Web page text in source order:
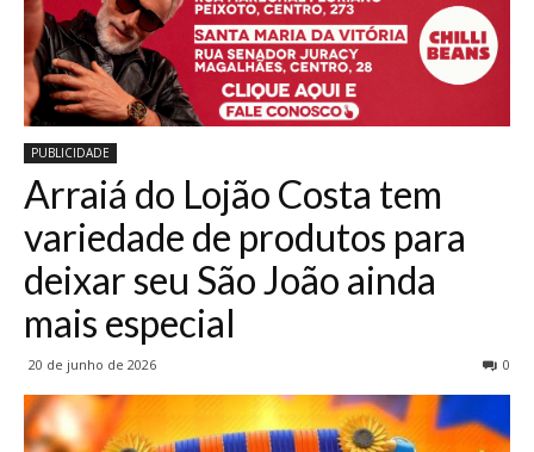
PUBLICIDADE
Arraiá do Lojão Costa tem
variedade de produtos para
deixar seu São João ainda
mais especial
20 de junho de 2026 0